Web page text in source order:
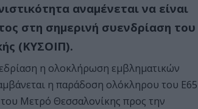
αναμένεται να είναι
στη σημερινή συενδρίαση του
(ΚΥΣΟΙΠ).
η ολοκλήρωση εμβληματικών
η παράδοση ολόκληρου του Ε65
Μετρό Θεσσαλονίκης προς την